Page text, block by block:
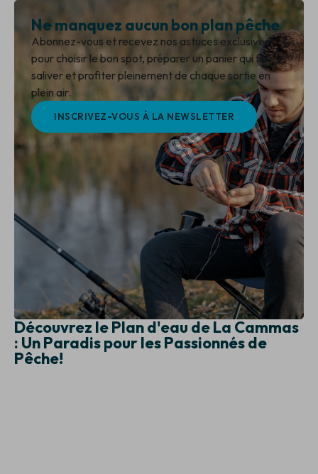
Ne manquez aucun bon plan pêche
Abonnez-vous et recevez nos astuces exclusives
pour choisir le bon spot, préparer un panier qui fait
saliver et profiter pleinement de chaque sortie en
plein air.
INSCRIVEZ-VOUS À LA NEWSLETTER
Découvrez le Plan d'eau de La Cammas
: Un Paradis pour les Passionnés de
Pêche!